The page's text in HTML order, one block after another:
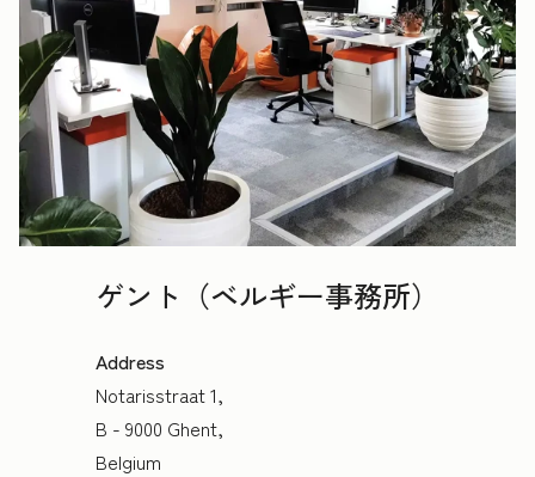
ゲント（ベルギー事務所）
Address
Notarisstraat 1,
B - 9000 Ghent,
Belgium